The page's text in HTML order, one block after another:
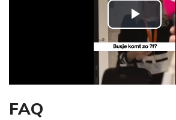
P
l
a
FAQ